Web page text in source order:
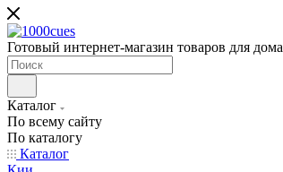
Готовый интернет-магазин товаров для дома
Каталог
По всему сайту
По каталогу
Каталог